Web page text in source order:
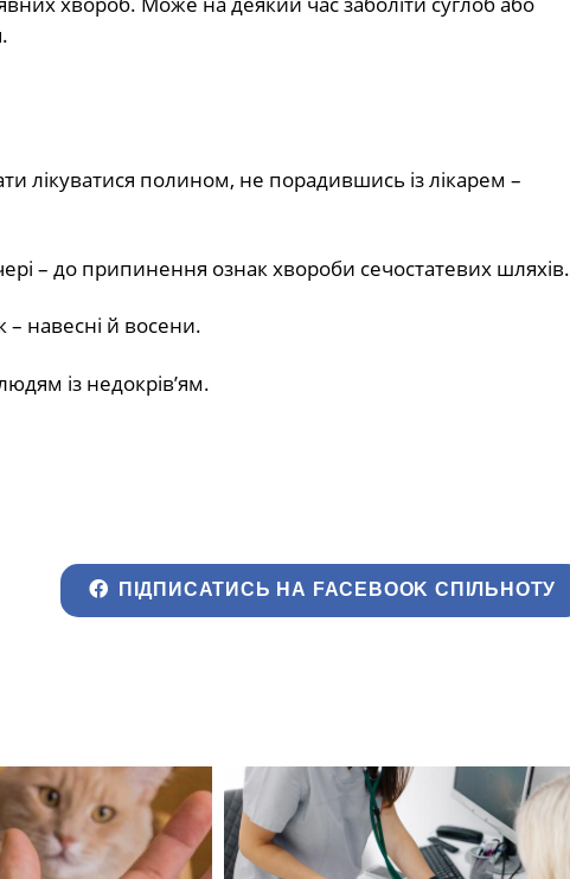
лікуватися полином, не порадившись із лікарем –
– до припинення ознак хвороби сечостатевих шляхів.
навесні й восени.
із недокрів’ям.
ПІДПИСАТИСЬ НА FACEBOOK СПІЛЬНОТУ